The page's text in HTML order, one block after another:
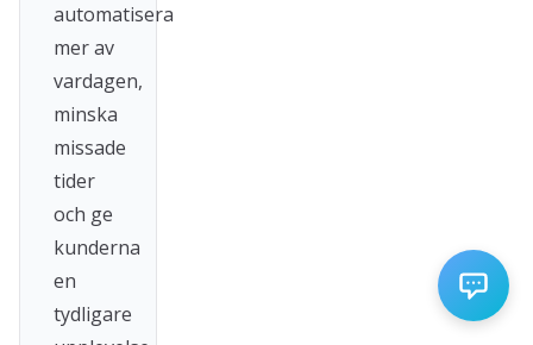
automatisera
mer av
vardagen,
minska
missade
tider
och ge
kunderna
en
tydligare